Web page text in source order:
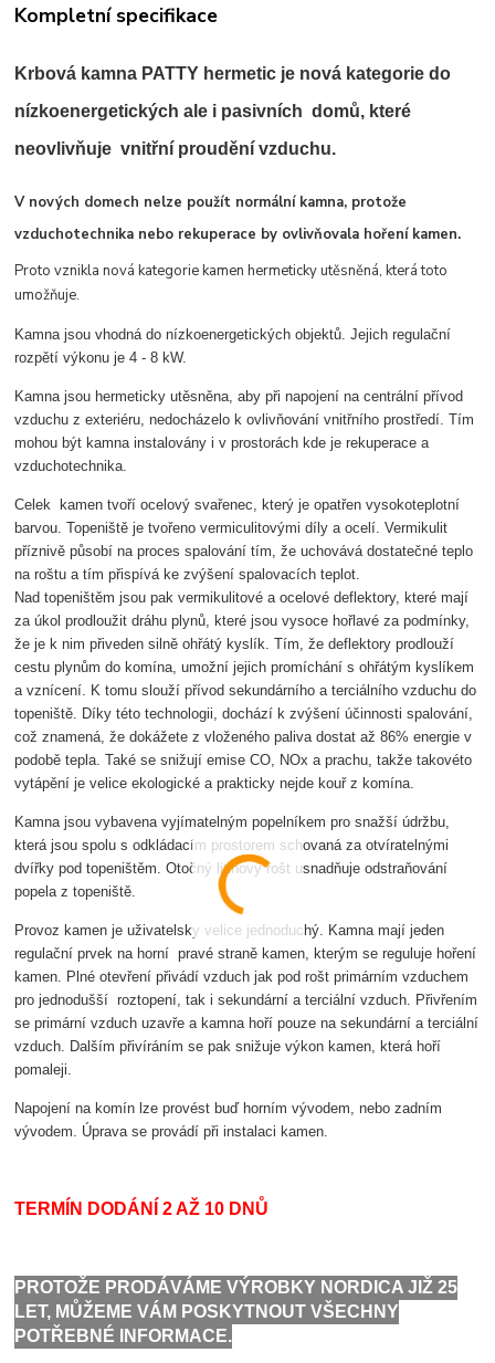
Kompletní specifikace
Krbová kamna PATTY hermetic je nová kategorie do
nízkoenergetických ale i pasivních domů, které
neovlivňuje vnitřní proudění vzduchu.
V nových domech nelze použít normální kamna, protože
vzduchotechnika nebo rekuperace by ovlivňovala hoření kamen.
Proto vznikla nová kategorie kamen hermeticky utěsněná, která toto
umožňuje.
Kamna jsou vhodná do nízkoenergetických objektů. Jejich regulační
rozpětí výkonu je 4 - 8 kW.
Kamna jsou hermeticky utěsněna, aby při napojení na centrální přívod
vzduchu z exteriéru, nedocházelo k ovlivňování vnitřního prostředí. Tím
mohou být kamna instalovány i v prostorách kde je rekuperace a
vzduchotechnika.
Celek kamen tvoří ocelový svařenec, který je opatřen vysokoteplotní
barvou. Topeniště je tvořeno vermiculitovými díly a ocelí. Vermikulit
příznivě působí na proces spalování tím, že uchovává dostatečné teplo
na roštu a tím přispívá ke zvýšení spalovacích teplot.
Nad topeništěm jsou pak vermikulitové a ocelové deflektory, které mají
za úkol prodloužit dráhu plynů, které jsou vysoce hořlavé za podmínky,
že je k nim přiveden silně ohřátý kyslík. Tím, že deflektory prodlouží
cestu plynům do komína, umožní jejich promíchání s ohřátým kyslíkem
a vznícení. K tomu slouží přívod sekundárního a terciálního vzduchu do
topeniště. Díky této technologii, dochází k zvýšení účinnosti spalování,
což znamená, že dokážete z vloženého paliva dostat až 86% energie v
podobě tepla. Také se snižují emise CO, NOx a prachu, takže takovéto
vytápění je velice ekologické a prakticky nejde kouř z komína.
Kamna jsou vybavena vyjímatelným popelníkem pro snažší údržbu,
která jsou spolu s odkládacím prostorem schovaná za otvíratelnými
dvířky pod topeništěm. Otočný litinový rošt usnadňuje odstraňování
popela z topeniště.
Provoz kamen je uživatelsky velice jednoduchý. Kamna mají jeden
regulační prvek na horní pravé straně kamen, kterým se reguluje hoření
kamen. Plné otevření přivádí vzduch jak pod rošt primárním vzduchem
pro jednodušší roztopení, tak i sekundární a terciální vzduch. Přivřením
se primární vzduch uzavře a kamna hoří pouze na sekundární a terciální
vzduch. Dalším přivíráním se pak snižuje výkon kamen, která hoří
pomaleji.
Napojení na komín lze provést buď horním vývodem, nebo zadním
vývodem. Úprava se provádí při instalaci kamen.
TERMÍN DODÁNÍ 2 AŽ 10 DNŮ
PROTOŽE PRODÁVÁME VÝROBKY NORDICA JIŽ 25
LET, MŮŽEME VÁM POSKYTNOUT VŠECHNY
POTŘEBNÉ INFORMACE.